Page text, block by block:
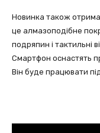
Новинка також
це алмазоподібне
подряпин і тактильні
Смартфон оснастять
Він буде працювати